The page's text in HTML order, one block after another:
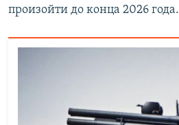
произойти до конца 2026 года.